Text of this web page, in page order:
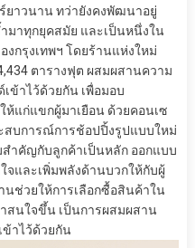
ยาวนาน ทว่ายังคงพัฒนาอยู่
มาทุกยุคสมัย และเป็นหนึ่งใน
กรุงเทพฯ โดยร้านแห่งใหม่
ตารางฟุต ผสมผสานความ
ข้าไว้ด้วยกัน เพื่อมอบ
แก่แขกผู้มาเยือน ด้วยคอนเซ
สบการณ์การช้อปปิ้งรูปแบบใหม่
ำคัญกับลูกค้าเป็นหลัก ออกแบบ
จและเพิ่มพลังด้านบวกให้กับผู้
นช่วยให้การเลือกซื้อสินค้าใน
สนใจขึ้น เป็นการผสมผสาน
าไว้ด้วยกัน